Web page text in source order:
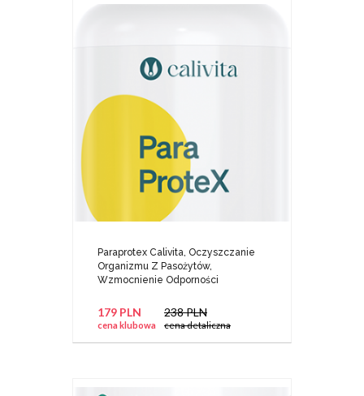
Paraprotex Calivita, Oczyszczanie
Organizmu Z Pasożytów,
Wzmocnienie Odporności
179 PLN
cena klubowa
238 PLN
cena detaliczna